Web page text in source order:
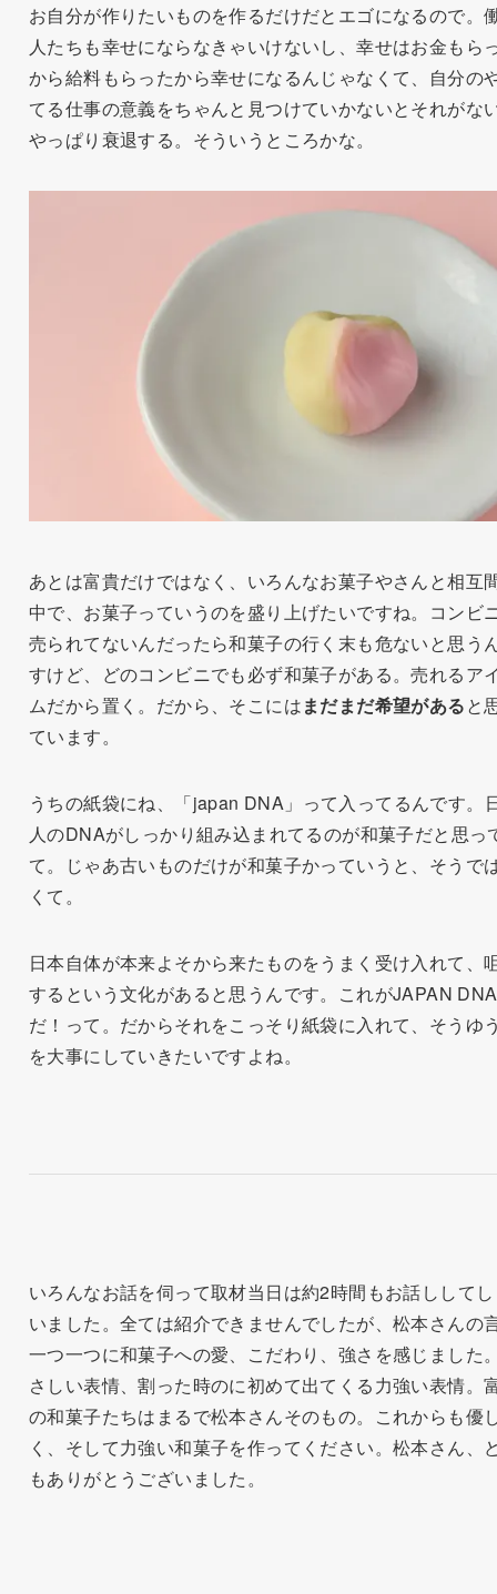
お自分が作りたいものを作るだけだとエゴになるので。
人たちも幸せにならなきゃいけないし、幸せはお金もら
から給料もらったから幸せになるんじゃなくて、自分の
てる仕事の意義をちゃんと見つけていかないとそれがな
やっぱり衰退する。そういうところかな。
あとは富貴だけではなく、いろんなお菓子やさんと相互
中で、お菓子っていうのを盛り上げたいですね。コンビ
売られてないんだったら和菓子の行く末も危ないと思う
すけど、どのコンビニでも必ず和菓子がある。売れるア
ムだから置く。だから、そこにはまだまだ希望があると
ています。
うちの紙袋にね、「japan DNA」って入ってるんです。
人のDNAがしっかり組み込まれてるのが和菓子だと思っ
て。じゃあ古いものだけが和菓子かっていうと、そうで
くて。
日本自体が本来よそから来たものをうまく受け入れて、
するという文化があると思うんです。これがJAPAN DNA
だ！って。だからそれをこっそり紙袋に入れて、そうゆ
を大事にしていきたいですよね。
いろんなお話を伺って取材当日は約2時間もお話しして
いました。全ては紹介できませんでしたが、松本さんの
一つ一つに和菓子への愛、こだわり、強さを感じました
さしい表情、割った時のに初めて出てくる力強い表情。
の和菓子たちはまるで松本さんそのもの。これからも優
く、そして力強い和菓子を作ってください。松本さん、
もありがとうございました。